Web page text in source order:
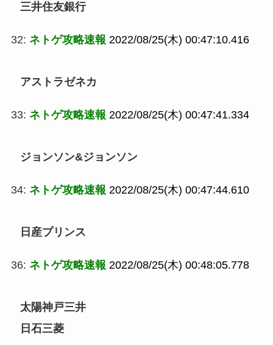
三井住友銀行
32: ネトゲ攻略速報 2022/08/25(木) 00:47:10.416
アストラゼネカ
33: ネトゲ攻略速報 2022/08/25(木) 00:47:41.334
ジョンソン&ジョンソン
34: ネトゲ攻略速報 2022/08/25(木) 00:47:44.610
日産プリンス
36: ネトゲ攻略速報 2022/08/25(木) 00:48:05.778
太陽神戸三井
日石三菱